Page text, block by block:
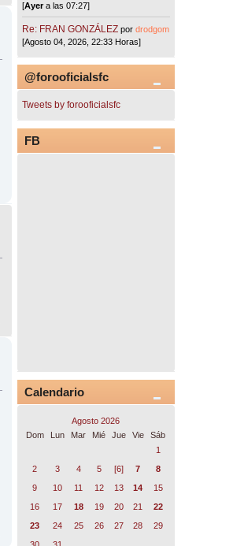
[Ayera las 07:27]
Re: FRAN GONZÁLEZ pordrodgom
[Agosto 04, 2026, 22:33 Horas]
@forooficialsfc
Tweets by forooficialsfc
FB
Calendario
Agosto 2026
Dom
Lun Mar Mié Jue Vie
Sáb
1
2
3 4 5 [6] 7
8
9
10 11 12 13 14
15
16
17 18 19 20 21
22
23
24 25 26 27 28
29